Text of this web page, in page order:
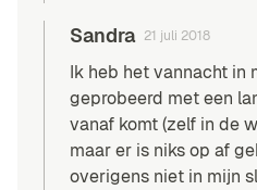
Sandra 21 juli 2018
Ik heb het vannacht in
geprobeerd met een
vanaf komt (zelf in de
maar er is niks op af
overigens niet in mijn